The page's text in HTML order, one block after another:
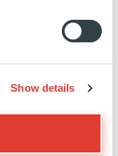
Show details